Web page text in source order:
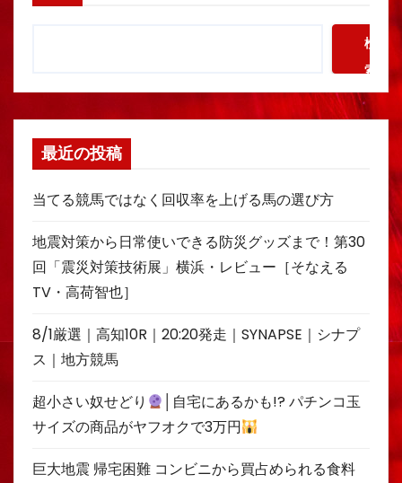
検
索
最近の投稿
当てる競馬ではなく回収率を上げる馬の選び方
地震対策から日常使いできる防災グッズまで！第30
回「震災対策技術展」横浜・レビュー［そなえる
TV・高荷智也］
8/1厳選｜高知10R｜20:20発走｜SYNAPSE｜シナプ
ス｜地方競馬
超小さい奴せどり
│自宅にあるかも!? パチンコ玉
サイズの商品がヤフオクで3万円
巨大地震 帰宅困難 コンビニから買占められる食料